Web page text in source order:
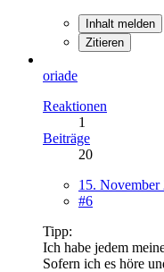
Inhalt melden
Zitieren
oriade
Reaktionen
1
Beiträge
20
15. November
#6
Tipp:
Ich habe jedem
Sofern ich es höre